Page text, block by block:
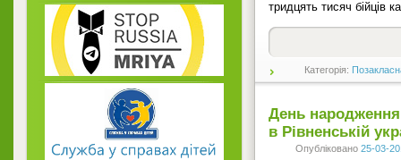
тридцять тисяч бійців
Категорія:
День народження
в Рівненській
Опубліковано 25-03-